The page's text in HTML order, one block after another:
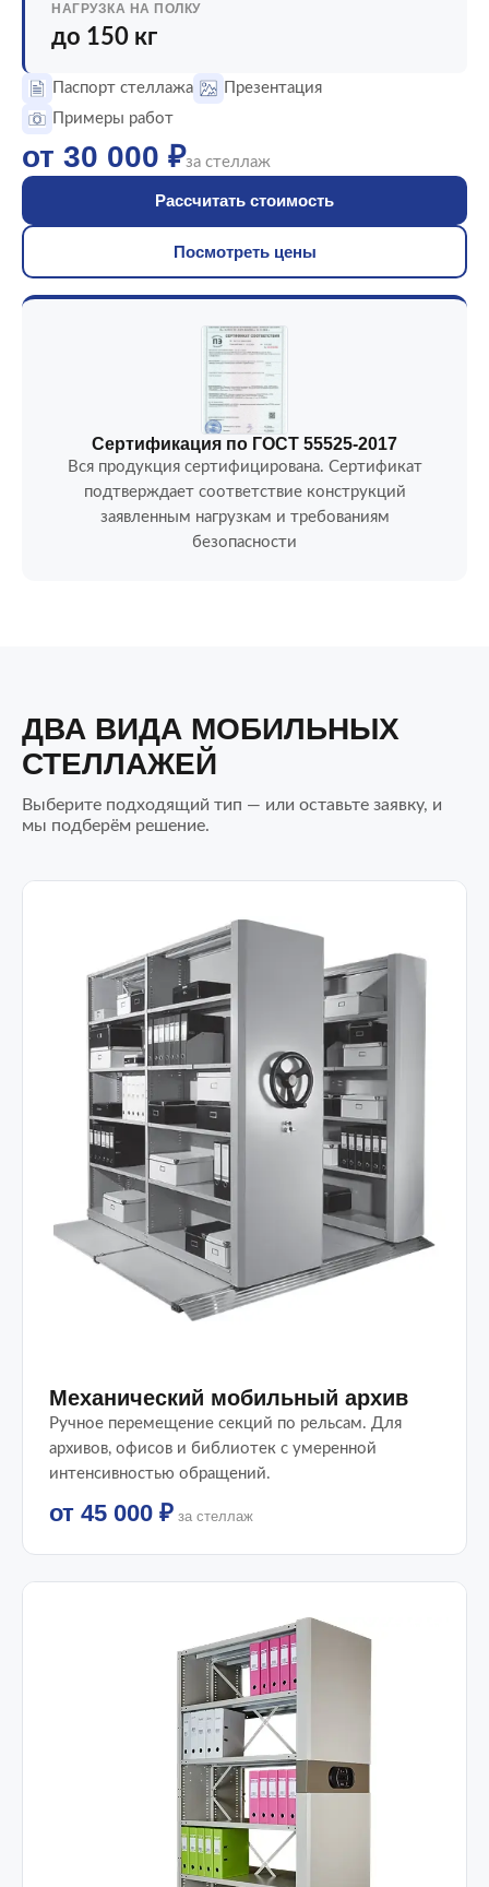
НАГРУЗКА НА ПОЛКУ
до 150 кг
Паспорт стеллажа
Презентация
Примеры работ
от 30 000 ₽за стеллаж
Рассчитать стоимость
Посмотреть цены
Сертификация по ГОСТ 55525-2017
Вся продукция сертифицирована. Сертификат
подтверждает соответствие конструкций
заявленным нагрузкам и требованиям
безопасности
ДВА ВИДА МОБИЛЬНЫХ
СТЕЛЛАЖЕЙ
Выберите подходящий тип — или оставьте заявку, и
мы подберём решение.
Механический мобильный архив
Ручное перемещение секций по рельсам. Для
архивов, офисов и библиотек с умеренной
интенсивностью обращений.
от 45 000 ₽ за стеллаж